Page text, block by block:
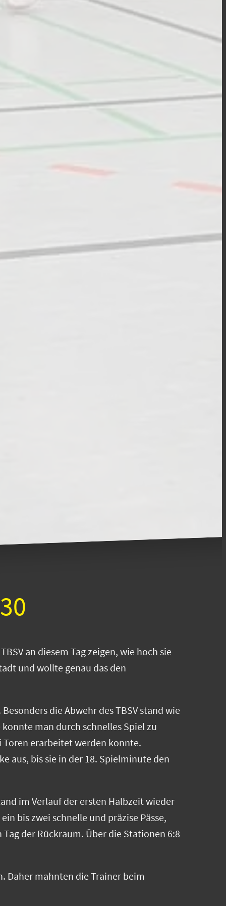
an diesem Tag zeigen, wie hoch sie
und wollte genau das den
die Abwehr des TBSV stand wie
man durch schnelles Spiel zu
Toren erarbeitet werden konnte.
aus, bis sie in der 18. Spielminute den
im Verlauf der ersten Halbzeit wieder
bis zwei schnelle und präzise Pässe,
der Rückraum. Über die Stationen 6:8
Daher mahnten die Trainer beim